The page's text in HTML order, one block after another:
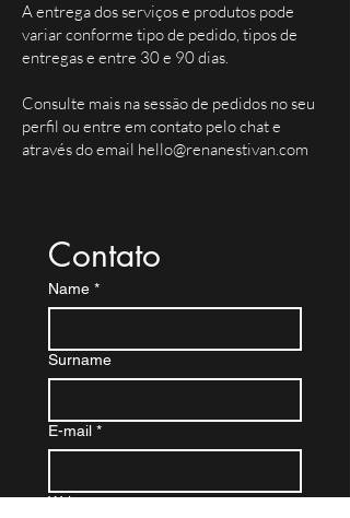
A entrega dos serviços e produtos pode
variar conforme tipo de pedido, tipos de
entregas e entre 30 e 90 dias.
Consulte mais na sessão de pedidos no seu
perfil ou entre em contato pelo chat e
através do email hello@renanestivan.com
Contato
Name *
Surname
E-mail *
Write your message.